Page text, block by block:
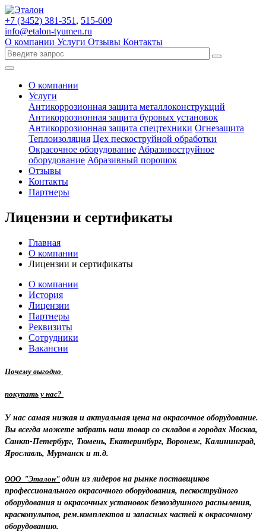
+7 (3452) 381-351 , 515-609
info@etalon-tyumen.ru
О компании Услуги Отзывы Контакты
О компании
Услуги
Антикоррозионная защита металлоконструкций
Антикоррозионная защита буровых установок
Антикоррозионная защита спецтехники Огнезащита
Теплоизоляция Цех пескоструйной обработки
Окрасочное оборудование Абразивоструйное
оборудование Абразивный порошок
Отзывы
Контакты
Партнеры
Лицензии и сертификаты
Главная
О компании
Лицензии и сертификаты
О компании
История
Лицензии
Партнеры
Реквизиты
Сотрудники
Вакансии
Почему выгодно
покупать у нас?
У нас самая низкая и актуальная цена на окрасочное оборудование.
Вы всегда можете забрать наш товар со складов в городах Москва,
Санкт-Петербург, Тюмень, Екатеринбург, Воронеж, Калининград,
Ярославль, Мурманск и т.д.
ООО "Эталон" один из лидеров на рынке поставщиков
профессионального окрасочного оборудования, пескоструйного
оборудования и окрасочных установок безвоздушного распыления,
краскопультов, рем.комплектов и запасных частей к окрасочному
оборудованию.